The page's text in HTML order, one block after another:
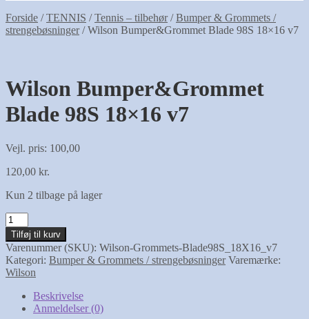
Forside /TENNIS /Tennis – tilbehør/Bumper & Grommets /
strengebøsninger/Wilson Bumper&Grommet Blade 98S 18×16 v7
Wilson Bumper&Grommet
Blade 98S 18×16 v7
Vejl. pris: 100,00
120,00 kr.
Kun 2 tilbage på lager
Wilson
Bumper&Grommet
Blade
98S
18x16
v7
antal
Tilføj til kurv
Varenummer (SKU): Wilson-Grommets-Blade98S_18X16_v7
Kategori: Bumper & Grommets / strengebøsninger Varemærke:
Wilson
Beskrivelse
Anmeldelser (0)